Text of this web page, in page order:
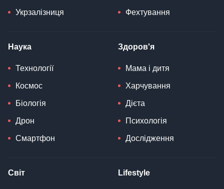
Укрзалізниця Фехтування
Наука
Технології
Космос
Біологія
Дрон
Смартфон
Здоров'я
Мама і дитя
Харчування
Дієта
Психологія
Дослідження
Світ Lifestyle